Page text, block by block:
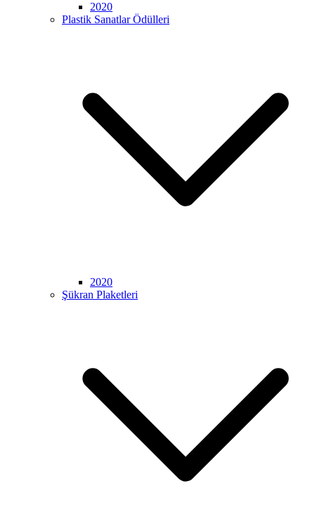
2020
Plastik Sanatlar Ödülleri
2020
Şükran Plaketleri